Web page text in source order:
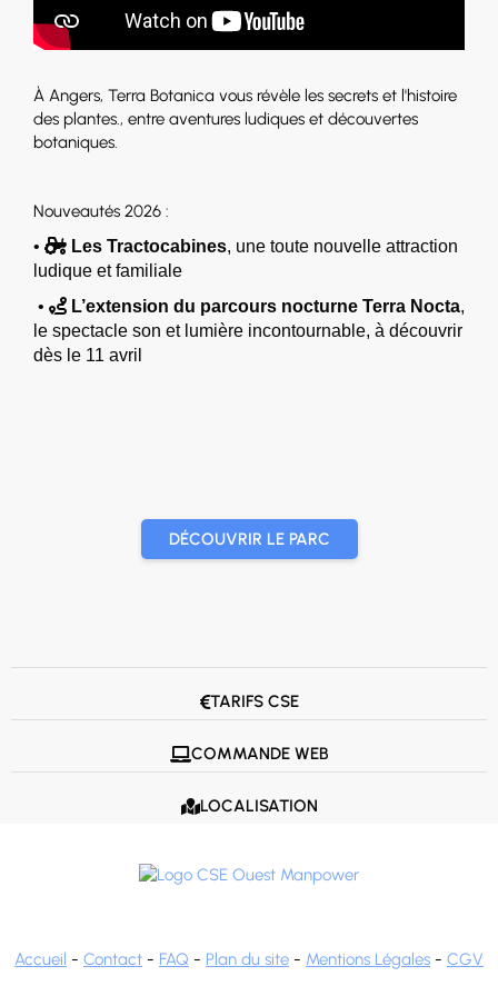
À Angers, Terra Botanica vous révèle les secrets et l'histoire
des plantes., entre aventures ludiques et découvertes
botaniques.
Nouveautés 2026 :
•  Les Tractocabines, une toute nouvelle attraction
ludique et familiale
•  L’extension du parcours nocturne Terra Nocta,
le spectacle son et lumière incontournable, à découvrir
dès le 11 avril
DÉCOUVRIR LE PARC
TARIFS CSE
COMMANDE WEB
LOCALISATION
Accueil - Contact - FAQ - Plan du site - Mentions Légales - CGV